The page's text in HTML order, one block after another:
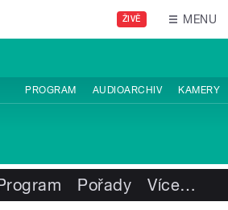
ŽIVĚ MENU
PROGRAM AUDIOARCHIV KAMERY
Pořady Více…